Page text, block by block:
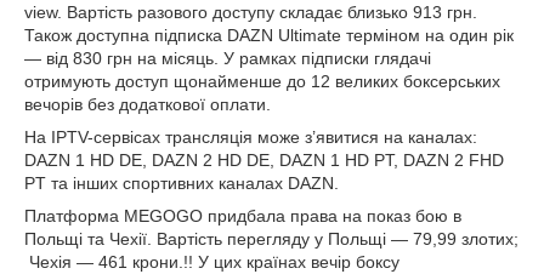
view. Вартість разового доступу складає близько 913 грн.
Також доступна підписка DAZN Ultimate терміном на один рік
— від 830 грн на місяць. У рамках підписки глядачі
отримують доступ щонайменше до 12 великих боксерських
вечорів без додаткової оплати.
На IPTV-сервісах трансляція може з’явитися на каналах:
DAZN 1 HD DE, DAZN 2 HD DE, DAZN 1 HD PT, DAZN 2 FHD
PT та інших спортивних каналах DAZN.
Платформа MEGOGO придбала права на показ бою в
Польщі та Чехії. Вартість перегляду у Польщі — 79,99 злотих;
Чехія — 461 крони.!! У цих країнах вечір боксу